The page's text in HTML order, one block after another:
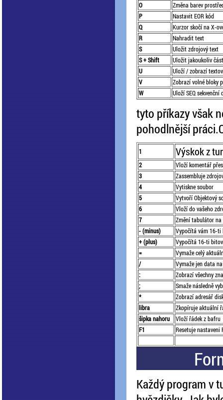
O
Změna barev
P
Nastavit EOR kód
Q
Kurzor skočí na X-
R
Nahradit text
S
Uložit zdrojový text
S + Shift
Uložit jakoukoliv
U
Uloží / zobrazí
V
Zobrazí volné bloky
W
Uloží SEQ sekvenční
tyto příkazy však
pohodlnější
1 Výskok z
2
Vloží komentář
3
Zassembluje
4
Vytiskne soubor
5
Vytvoří Objektový
6
Vloží do vašeho
7
Změní tabulátor
- (minus)
Vypočítá vám 16-ti
+ (plus)
Vypočítá 16-ti
=
Vymaže celý
/
Vymaže jen data
:
Zobrazí všechny
;
Smaže následně
*
Zobrazí adresář
libra
Zkopíruje aktuální
šipka nahoru
Vloží řádek z bafru
F1
Resetuje nastaveni
Každý program v